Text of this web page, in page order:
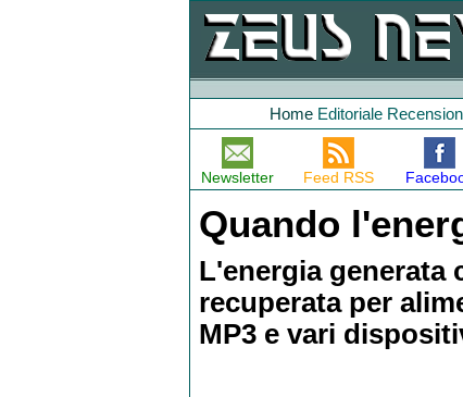
Home Editoriale
Newsletter Feed RSS
Quando
L'energia generata
recuperata per
MP3 e vari